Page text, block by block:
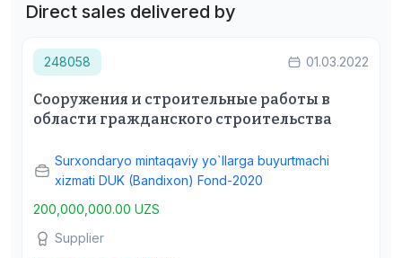
Direct sales delivered by
248058 01.03.2022
Сооружения и строительные работы в
области гражданского строительства
Surxondaryo mintaqaviy yo`llarga buyurtmachi
xizmati DUK (Bandixon) Fond-2020
200,000,000.00 UZS
Supplier